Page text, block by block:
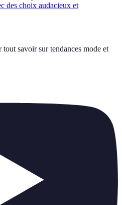
des choix audacieux et
tout savoir sur tendances mode et